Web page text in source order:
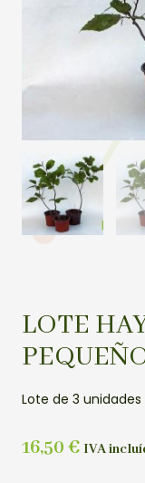
LOTE
Lote de 3
16,50 € IVA